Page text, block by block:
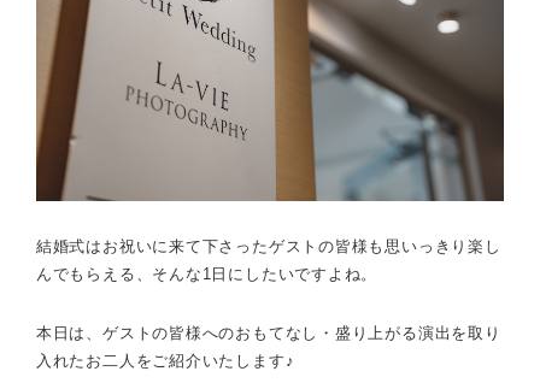
結婚式はお祝いに来て下さったゲストの皆様も思いっきり楽し
んでもらえる、そんな1日にしたいですよね。
本日は、ゲストの皆様へのおもてなし・盛り上がる演出を取り
入れたお二人をご紹介いたします♪